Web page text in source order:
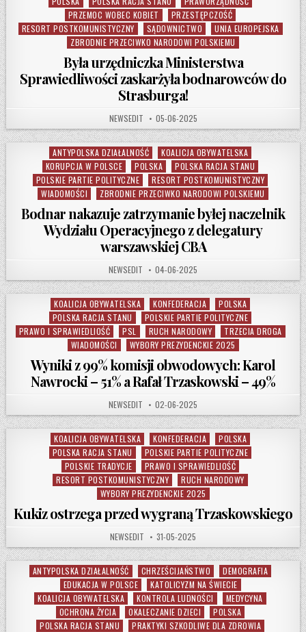
PRZEMOC WOBEC KOBIET
PRZESTĘPCZOŚĆ
RESORT POSTKOMUNISTYCZNY
SĄDOWNICTWO
UNIA EUROPEJSKA
ZBRODNIE PRZECIWKO NARODOWI POLSKIEMU
Była urzędniczka Ministerstwa
Sprawiedliwości zaskarżyła bodnarowców do
Strasburga!
AUTHOR:
NEWSEDIT PUBLISHED DATE:
05-06-2025
Posted in
ANTYPOLSKA DZIAŁALNOŚĆ
KOALICJA OBYWATELSKA
KORUPCJA W POLSCE
POLSKA
POLSKA RACJA STANU
POLSKIE PARTIE POLITYCZNE
RESORT POSTKOMUNISTYCZNY
WIADOMOŚCI
ZBRODNIE PRZECIWKO NARODOWI POLSKIEMU
Bodnar nakazuje zatrzymanie byłej naczelnik
Wydziału Operacyjnego z delegatury
warszawskiej CBA
AUTHOR:
NEWSEDIT PUBLISHED DATE:
04-06-2025
Posted in
KOALICJA OBYWATELSKA KONFEDERACJA
POLSKA
POLSKA RACJA STANU
POLSKIE PARTIE POLITYCZNE
PRAWO I SPRAWIEDLIOŚĆ
PSL RUCH NARODOWY
TRZECIA DROGA
WIADOMOŚCI
WYBORY PREZYDENCKIE 2025
Wyniki z 99% komisji obwodowych: Karol
Nawrocki – 51% a Rafał Trzaskowski – 49%
AUTHOR:
NEWSEDIT PUBLISHED DATE:
02-06-2025
Posted in
KOALICJA OBYWATELSKA KONFEDERACJA
POLSKA
POLSKA RACJA STANU
POLSKIE PARTIE POLITYCZNE
POLSKIE TRADYCJE
PRAWO I SPRAWIEDLIOŚĆ
RESORT POSTKOMUNISTYCZNY
RUCH NARODOWY
WYBORY PREZYDENCKIE 2025
Kukiz ostrzega przed wygraną Trzaskowskiego
AUTHOR:
NEWSEDIT PUBLISHED DATE:
31-05-2025
Posted in
ANTYPOLSKA DZIAŁALNOŚĆ CHRZEŚCIJAŃSTWO
DEMOGRAFIA
EDUKACJA W POLSCE
KATOLICYZM NA ŚWIECIE
KOALICJA OBYWATELSKA
KONTROLA LUDNOŚCI
MEDYCYNA
OCHRONA ŻYCIA
OKALECZANIE DZIECI
POLSKA
POLSKA RACJA STANU
PRAKTYKI SZKODLIWE DLA ZDROWIA